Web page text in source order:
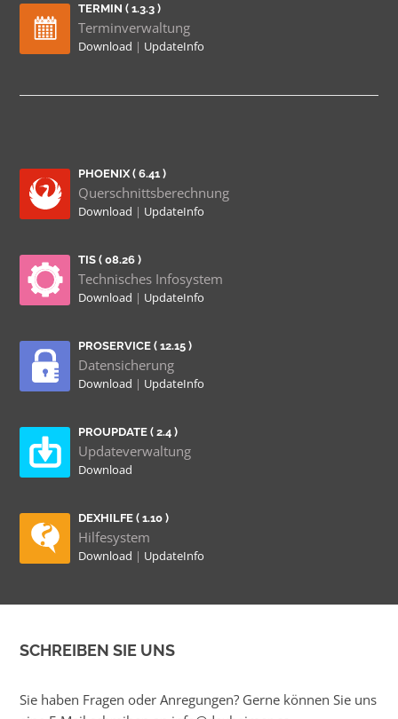
TERMIN ( 1.3.3 )
Terminverwaltung
Download | UpdateInfo
PHOENIX ( 6.41 )
Querschnittsberechnung
Download | UpdateInfo
TIS ( 08.26 )
Technisches Infosystem
Download | UpdateInfo
PROSERVICE ( 12.15 )
Datensicherung
Download | UpdateInfo
PROUPDATE ( 2.4 )
Updateverwaltung
Download
DEXHILFE ( 1.10 )
Hilfesystem
Download | UpdateInfo
SCHREIBEN SIE UNS
Sie haben Fragen oder Anregungen? Gerne können Sie uns